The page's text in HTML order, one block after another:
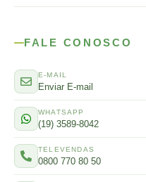
FALE CONOSCO
E-MAIL
Enviar E-mail
WHATSAPP
(19) 3589-8042
TELEVENDAS
0800 770 80 50